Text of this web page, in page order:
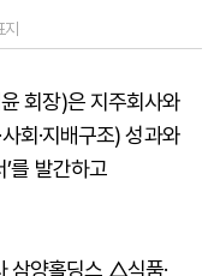
회장)은 지주회사와
회·지배구조) 성과와
를 발간하고
삼양홀딩스 △식품·